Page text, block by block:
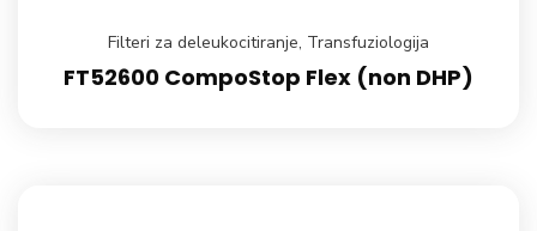
Filteri za deleukocitiranje, Transfuziologija
FT52600 CompoStop Flex (non DHP)